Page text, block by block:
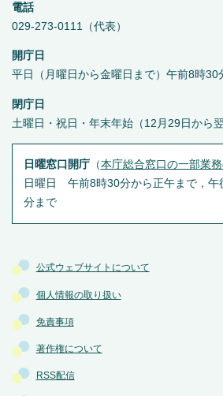
公式ウェブサイトについて
個人情報の取り扱い
免責事項
著作権について
RSS配信
電話
029-273-0111（代表）
開庁日
平日（月曜日から金曜日まで）午前8時30
閉庁日
土曜日・祝日・年末年始（12月29日から
日曜窓口開庁（本庁総合窓口の一部業
日曜日 午前8時30分から正午まで，午
分まで